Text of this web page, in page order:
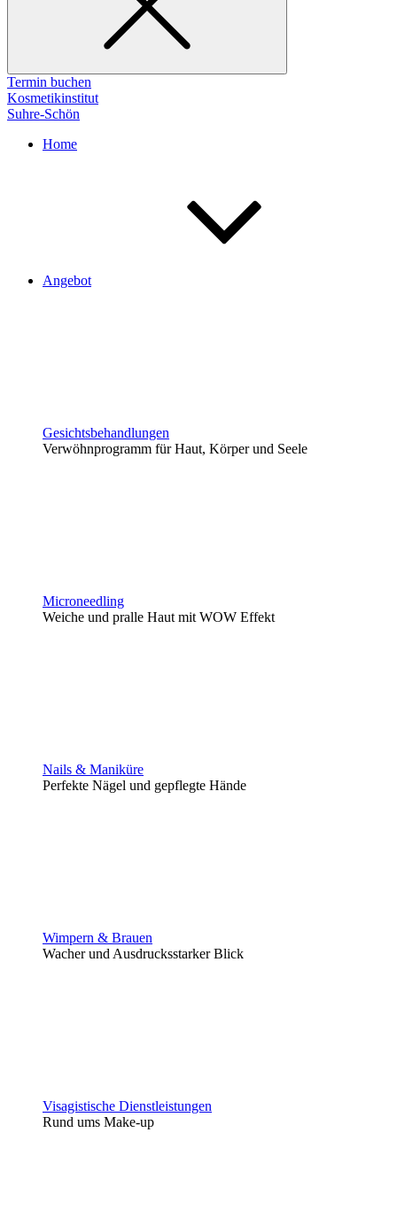
Termin buchen
Kosmetikinstitut
Suhre-Schön
Home
Angebot
Gesichtsbehandlungen
Verwöhnprogramm für Haut, Körper und Seele
Microneedling
Weiche und pralle Haut mit WOW Effekt
Nails & Maniküre
Perfekte Nägel und gepflegte Hände
Wimpern & Brauen
Wacher und Ausdrucksstarker Blick
Visagistische Dienstleistungen
Rund ums Make-up